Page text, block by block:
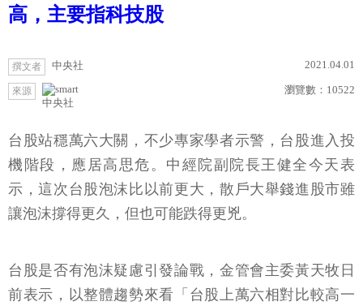
高，主要指科技股
撰文者 中央社 2021.04.01
來源
中央社
瀏覽數： 10522
台股站穩萬六大關，不少專家學者示警，台股進入投
機階段，應居高思危。中經院副院長王健全今天表
示，這次台股泡沫比以前更大，散戶大舉錢進股市雖
讓泡沫撐得更久，但也可能跌得更兇。
台股是否有泡沫疑慮引發論戰，金管會主委黃天牧日
前表示，以整體趨勢來看「台股上萬六相對比較高一